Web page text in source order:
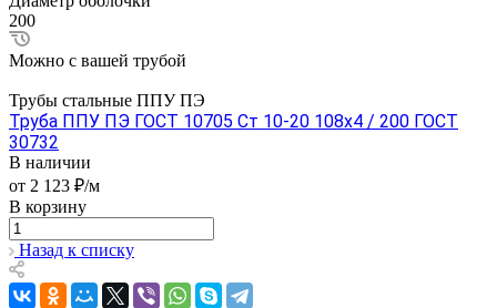
200
Можно с вашей трубой
Трубы стальные ППУ ПЭ
Труба ППУ ПЭ ГОСТ 10705 Ст 10-20 108x4 / 200 ГОСТ
30732
В наличии
от 2 123 ₽/м
В корзину
Назад к списку